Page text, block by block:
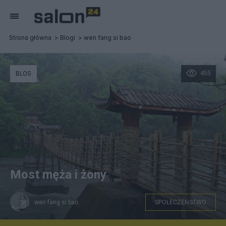
Strona główna Blogi wen fang si bao
455
BLOG
Most męża i żony
wen fang si bao SPOŁECZEŃSTWO